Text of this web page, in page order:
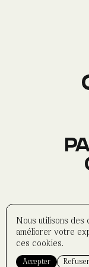
À
Nous utilisons des
améliorer votre
ces cookies.
Accepter Refuser